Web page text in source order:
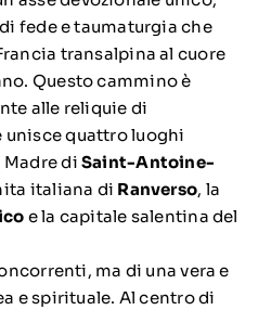
fede e taumaturgia che
transalpina al cuore
Questo cammino è
alle reliquie di
unisce quattro luoghi
di Saint-Antoine-
italiana di Ranverso, la
e la capitale salentina del
ma di una vera e
e spirituale. Al centro di